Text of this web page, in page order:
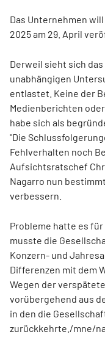
Das Unternehmen
2025 am 29. April
Derweil sieht sich
unabhängigen
entlastet. Keine der
Medienberichten
habe sich als
"Die
Fehlverhalten noch
Aufsichtsratschef
Nagarro nun
verbessern.
Probleme hatte es
musste die
Konzern- und
Differenzen mit dem
Wegen der
vorübergehend aus
in den die
zurückkehrte./mne/